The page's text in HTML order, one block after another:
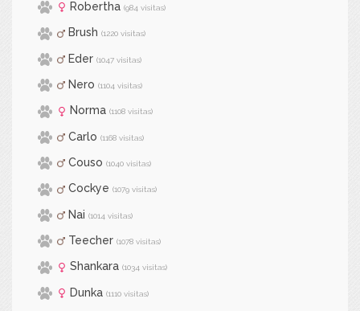
Robertha (984 visitas)
Brush (1220 visitas)
Eder (1047 visitas)
Nero (1104 visitas)
Norma (1108 visitas)
Carlo (1168 visitas)
Couso (1040 visitas)
Cockye (1079 visitas)
Nai (1014 visitas)
Teecher (1078 visitas)
Shankara (1034 visitas)
Dunka (1110 visitas)